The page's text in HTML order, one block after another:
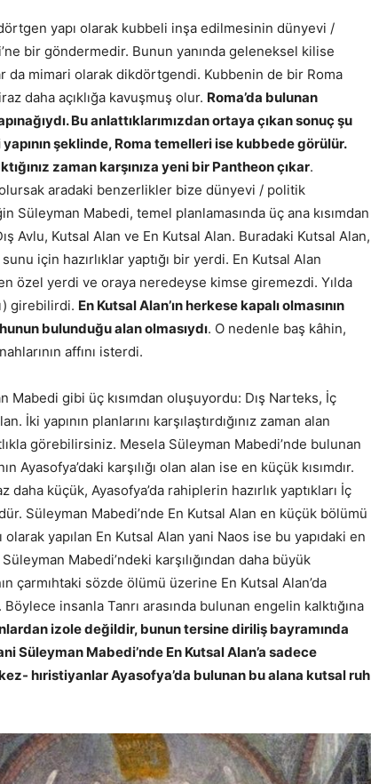
yapı olarak kubbeli inşa edilmesinin dünyevi /
bir göndermedir. Bunun yanında geleneksel kilise
mimari olarak dikdörtgendi. Kubbenin de bir Roma
daha açıklığa kavuşmuş olur. Roma’da bulunan
Bu anlattıklarımızdan ortaya çıkan sonuç şu
şeklinde, Roma temelleri ise kubbede görülür.
zaman karşınıza yeni bir Pantheon çıkar.
aradaki benzerlikler bize dünyevi / politik
Süleyman Mabedi, temel planlamasında üç ana kısımdan
Avlu, Kutsal Alan ve En Kutsal Alan. Buradaki Kutsal Alan,
için hazırlıklar yaptığı bir yerdi. En Kutsal Alan
özel yerdi ve oraya neredeyse kimse giremezdi. Yılda
girebilirdi. En Kutsal Alan’ın herkese kapalı olmasının
bulunduğu alan olmasıydı. O nedenle baş kâhin,
affını isterdi.
Mabedi gibi üç kısımdan oluşuyordu: Dış Narteks, İç
İki yapının planlarını karşılaştırdığınız zaman alan
görebilirsiniz. Mesela Süleyman Mabedi’nde bulunan
Ayasofya’daki karşılığı olan alan ise en küçük kısımdır.
küçük, Ayasofya’da rahiplerin hazırlık yaptıkları İç
Süleyman Mabedi’nde En Kutsal Alan en küçük bölümü
olarak yapılan En Kutsal Alan yani Naos ise bu yapıdaki en
Mabedi’ndeki karşılığından daha büyük
çarmıhtaki sözde ölümü üzerine En Kutsal Alan’da
insanla Tanrı arasında bulunan engelin kalktığına
izole değildir, bunun tersine diriliş bayramında
Süleyman Mabedi’nde En Kutsal Alan’a sadece
hıristiyanlar Ayasofya’da bulunan bu alana kutsal ruh